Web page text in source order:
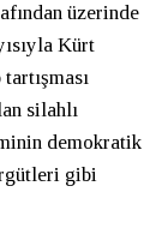
üzerinde
Kürt
silahlı
demokratik
gibi